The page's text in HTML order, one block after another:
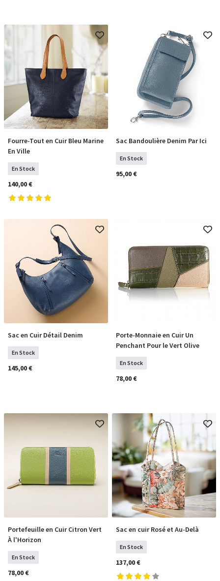
COMMANDER
Fourre-Tout en Cuir Bleu Marine
En Ville
En Stock
140,00 €
COMMANDER
Sac Bandoulière Denim Par Ici
En Stock
95,00 €
COMMANDER
Sac en Cuir Détail Denim
En Stock
145,00 €
COMMANDER
Porte-Monnaie en Cuir Un
Penchant Pour le Vert Olive
En Stock
78,00 €
COMMANDER
Portefeuille en Cuir Citron Vert
À l'Horizon
En Stock
78,00 €
COMMANDER
Sac en cuir Rosé et Au-Delà
En Stock
137,00 €